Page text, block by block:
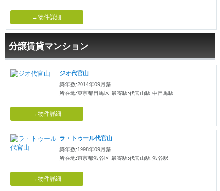
→物件詳細
分譲賃貸マンション
ジオ代官山
築年数:2014年09月築
所在地:東京都目黒区 最寄駅:代官山駅 中目黒駅
→物件詳細
ラ・トゥール代官山
築年数:1998年09月築
所在地:東京都渋谷区 最寄駅:代官山駅 渋谷駅
→物件詳細